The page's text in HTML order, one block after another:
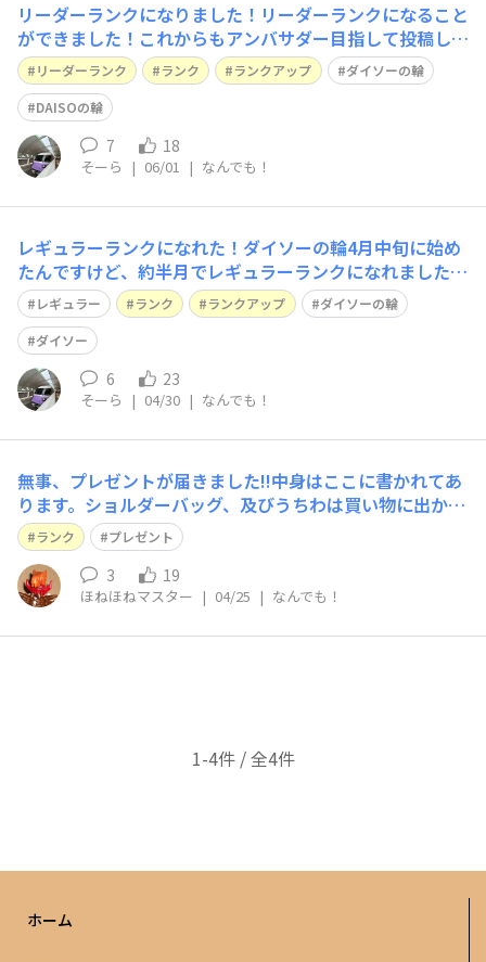
リーダーランクになりました！​リーダーランクになること
ができました！これからもアンバサダー目指して投稿して
いきます！お願いします！
リーダーランク ランク ランクアップ
ダイソーの輪
DAISOの輪
7 18
そーら | 06/01 | なんでも！
​​レギュラーランクになれた！​ダイソーの輪4月中旬に始め
たんですけど、約半月でレギュラーランクになれました！
これからもたくさん投稿してランクアップしようと思いま
す！
レギュラー ランク ランクアップ
ダイソーの輪
ダイソー
6 23
そーら | 04/30 | なんでも！
無事、プレゼントが届きました!!中身はここに書かれてあ
ります。ショルダーバッグ、及びうちわは買い物に出かけ
るときに使わせてもらいます。
ランク プレゼント
3 19
ほねほねマスター | 04/25 | なんでも！
1-4件 / 全4件
ホーム